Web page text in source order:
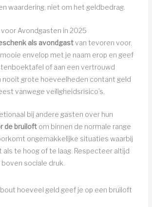
waardering, niet om het geldbedrag.
Avondgasten in 2025
als avondgastvan tevoren voor.
envelop met je naam erop en geef
of aan een vertrouwd
nooit grote hoeveelheden contant geld
vanwege veiligheidsrisico’s.
bij andere gasten over hun
de bruiloftom binnen de normale range
ongemakkelijke situaties waarbij
als te hoog of te laag. Respecteer altijd
sociale druk.
hoeveel geld geef je op een bruiloft